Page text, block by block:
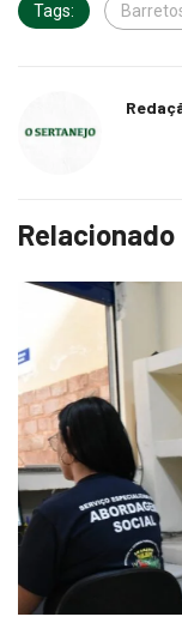
Tags:
Relacionado
COTIDIANO
Cemitérios